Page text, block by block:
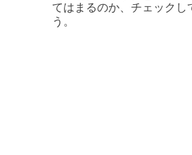
てはまるのか、チェックし
う。